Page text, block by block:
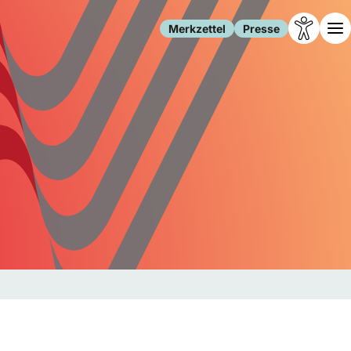
Merkzettel Presse
Leben
Familie
Freizeit
Gesundheit
Internet
Gesellschaft
Forschung
Migration
Polizei